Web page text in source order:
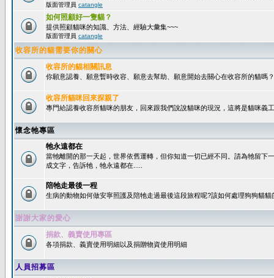
版面管理員 catangle
如何照顧好一隻貓？
提供照顧貓咪的知識、方法、經驗大彙集~~~
版面管理員 catangle
收容所的貓需要你的關心
收容所的貓相關訊息
你願意認養、願意暫時收容、願意去幫助、願意開始去關心在收容所的貓嗎？
收容所貓咪回來探親了
專門給認養收容所貓咪的朋友，回來跟我們說說貓咪的現況，這將是貓咪義
懷念牠專區
牠永遠都在
當牠離開的那一天起，世界依舊運轉，但你知道一切已經不同。請為牠留下
成文字，告訴牠，牠永遠都在.....
陪牠走最後一程
生病的動物如何做安寧照護及陪牠走過最後這段旅程呢?該如何處理狗狗貓貓
謝謝大家的愛心
捐款、義賣使用專區
各項捐款、義賣使用明細以及捐贈物資使用明細
人員招募區